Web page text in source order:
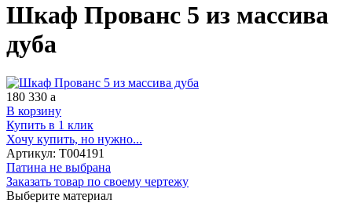
Шкаф Прованс 5 из массива
дуба
180 330 a
В корзину
Купить в 1 клик
Хочу купить, но нужно...
Артикул: Т004191
Патина не выбрана
Заказать товар по своему чертежу
Выберите материал